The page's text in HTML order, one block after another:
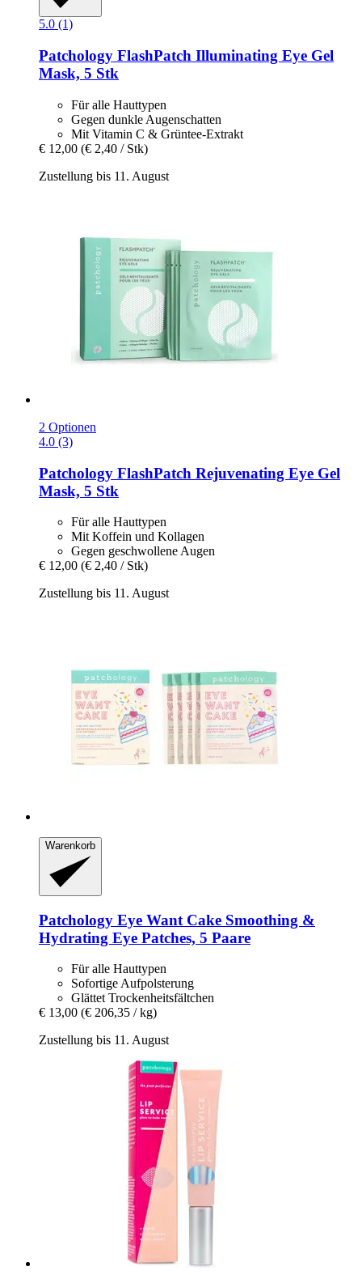
5.0 (1)
Patchology FlashPatch Illuminating Eye Gel
Mask, 5 Stk
Für alle Hauttypen
Gegen dunkle Augenschatten
Mit Vitamin C & Grüntee-Extrakt
€ 12,00 (€ 2,40 / Stk)
Zustellung bis 11. August
2 Optionen
4.0 (3)
Patchology FlashPatch Rejuvenating Eye Gel
Mask, 5 Stk
Für alle Hauttypen
Mit Koffein und Kollagen
Gegen geschwollene Augen
€ 12,00 (€ 2,40 / Stk)
Zustellung bis 11. August
Warenkorb
Patchology Eye Want Cake Smoothing &
Hydrating Eye Patches, 5 Paare
Für alle Hauttypen
Sofortige Aufpolsterung
Glättet Trockenheitsfältchen
€ 13,00 (€ 206,35 / kg)
Zustellung bis 11. August